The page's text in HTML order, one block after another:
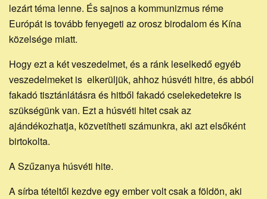
lezárt téma lenne. És sajnos a kommunizmus réme
Európát is tovább fenyegeti az orosz birodalom és Kína
közelsége miatt.
Hogy ezt a két veszedelmet, és a ránk leselkedő egyéb
veszedelmeket is elkerüljük, ahhoz húsvéti hitre, és abból
fakadó tisztánlátásra és hitből fakadó cselekedetekre is
szükségünk van. Ezt a húsvéti hitet csak az
ajándékozhatja, közvetítheti számunkra, aki azt elsőként
birtokolta.
A Szűzanya húsvéti hite.
A sírba tételtől kezdve egy ember volt csak a földön, aki